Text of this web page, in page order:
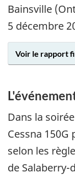
Bainsville
5 décembre
Voir le rapport
Dans la
Cessna
selon les
de Salaberry-